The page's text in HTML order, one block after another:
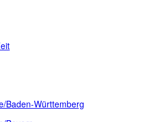
Baden-Württemberg